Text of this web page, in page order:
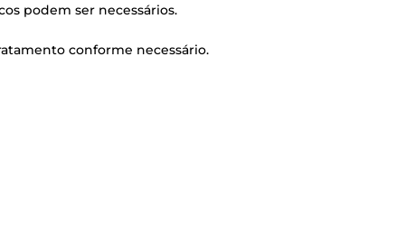
podem ser necessários.
con­for­me necessário.